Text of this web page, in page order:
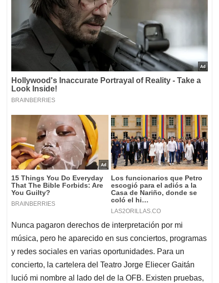
Nunca pagaron derechos de interpretación por mi
música, pero he aparecido en sus conciertos, programas
y redes sociales en varias oportunidades. Para un
concierto, la cartelera del Teatro Jorge Eliecer Gaitán
lució mi nombre al lado del de la OFB. Existen pruebas,